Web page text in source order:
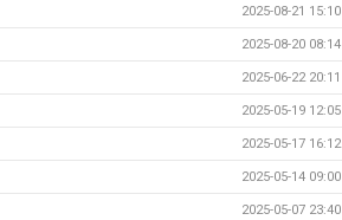
2025-08-21 15:10
2025-08-20 08:14
2025-06-22 20:11
2025-05-19 12:05
2025-05-17 16:12
2025-05-14 09:00
2025-05-07 23:40